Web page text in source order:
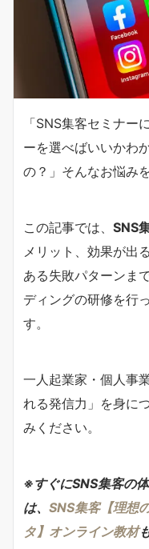
「SNS集客セミナー
ーを選べばいいかわ
の？」そんなお悩み
この記事では、 SNS
メリット、効果が出
ある失敗パターンま
ディングの研修を行
す。
一人起業家・個人事
れる発信力」を身に
みください。
※すぐにSNS集客の
は、 SNS集客【理想
タ】オンライン教材